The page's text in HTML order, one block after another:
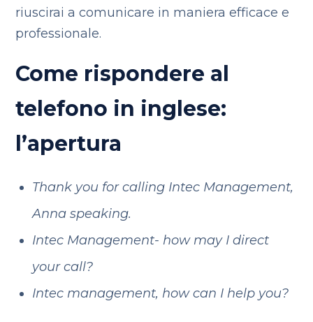
riuscirai a comunicare in maniera efficace e
professionale.
Come rispondere al
telefono in inglese:
l’apertura
Thank you for calling Intec Management,
Anna speaking.
Intec Management- how may I direct
your call?
Intec management, how can I help you?